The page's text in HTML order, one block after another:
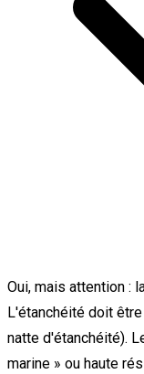
Oui, mais attention :
L'étanchéité doit
natte d'étanchéité).
marine » ou haute